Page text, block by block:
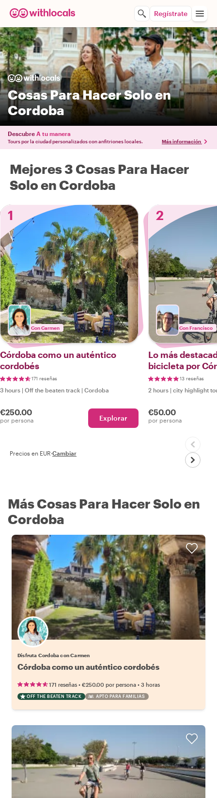
Regístrate
Cosas Para Hacer Solo en
Cordoba
Descubre A tu manera
Tours por la ciudad personalizados con anfitriones locales. Más información
Mejores 3 Cosas Para Hacer
Solo en Cordoba
1
Con Carmen
Córdoba como un auténtico
cordobés
171 reseñas
3 hours | Off the beaten track | Cordoba
€250.00
por persona Explorar
2
Con Francisco
Lo más
bicicleta por
13 reseñas
2 hours | city highlight
€50.00
por persona
Precios en EUR·Cambiar
Más Cosas Para Hacer Solo en
Cordoba
Disfruta Cordoba con Carmen
Córdoba como un auténtico cordobés
171 reseñas • €250.00 por persona • 3 horas
OFF THE BEATEN TRACK APTO PARA FAMILIAS